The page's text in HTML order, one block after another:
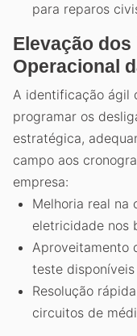
para reparos
Elevação
Operacional
A identificação ágil
programar os
estratégica,
campo aos
empresa:
Melhoria real na
eletricidade nos
Aproveitamento
teste
Resolução
circuitos de